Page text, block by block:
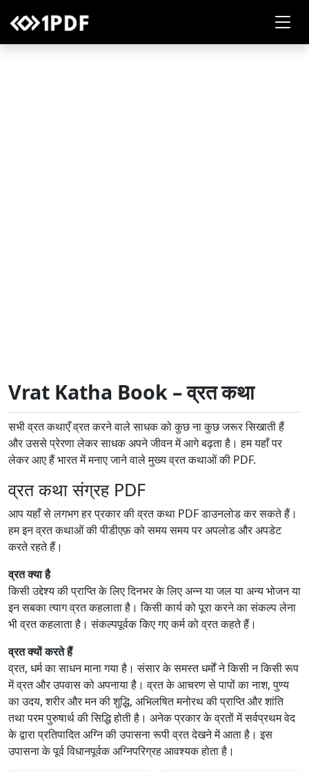
Vrat Katha Book – व्रत कथा
सभी व्रत कथाएँ व्रत करने वाले साधक को कुछ ना कुछ जरूर सिखाती हैं
और उससे प्रेरणा लेकर साधक अपने जीवन में आगे बढ़ता है। हम यहाँ पर
लेकर आए हैं भारत में मनाए जाने वाले मुख्य व्रत कथाओं की PDF.
व्रत कथा संग्रह PDF
आप यहाँ से लगभग हर प्रकार की व्रत कथा PDF डाउनलोड कर सकते हैं।
हम इन व्रत कथाओं की पीडीएफ़ को समय समय पर अपलोड और अपडेट
करते रहते हैं।
व्रत क्या है
किसी उद्देश्य की प्राप्ति के लिए दिनभर के लिए अन्न या जल या अन्य भोजन या
इन सबका त्याग व्रत कहलाता है। किसी कार्य को पूरा करने का संकल्प लेना
भी व्रत कहलाता है। संकल्पपूर्वक किए गए कर्म को व्रत कहते हैं।
व्रत क्यों करते हैं
व्रत, धर्म का साधन माना गया है। संसार के समस्त धर्मों ने किसी न किसी रूप
में व्रत और उपवास को अपनाया है। व्रत के आचरण से पापों का नाश, पुण्य
का उदय, शरीर और मन की शुद्धि, अभिलषित मनोरथ की प्राप्ति और शांति
तथा परम पुरुषार्थ की सिद्धि होती है। अनेक प्रकार के व्रतों में सर्वप्रथम वेद
के द्वारा प्रतिपादित अग्नि की उपासना रूपी व्रत देखने में आता है। इस
उपासना के पूर्व विधानपूर्वक अग्निपरिग्रह आवश्यक होता है।